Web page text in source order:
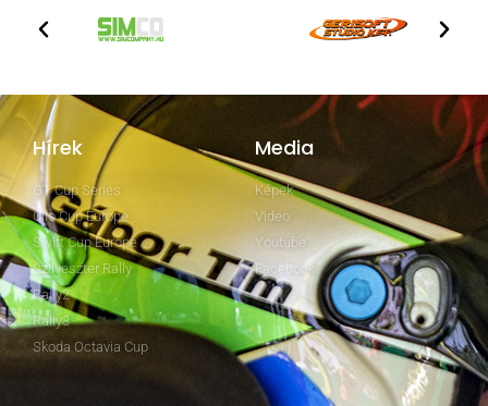
Hírek
GT Cup Series
Clio Cup Europe
Swift Cup Europe
Szilveszter Rally
Rally2
Rally3
Skoda Octavia Cup
Media
Képek
Video
Youtube
Facebook